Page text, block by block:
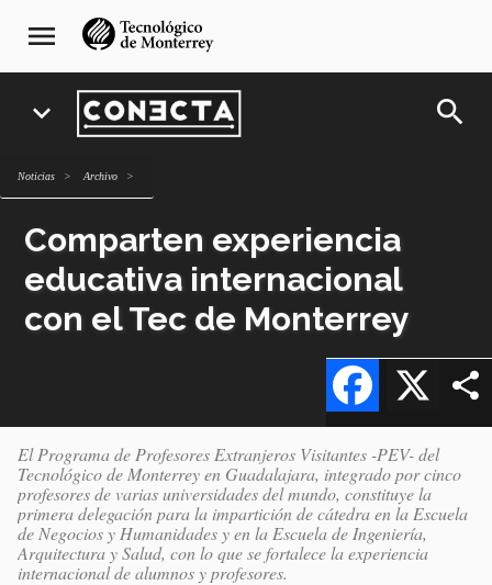
navegación
principal
menu
expand_more search
Noticias archivo
Comparten experiencia
educativa internacional
con el Tec de Monterrey
Facebook
El Programa de Profesores Extranjeros Visitantes -PEV- del
Tecnológico de Monterrey en Guadalajara, integrado por cinco
profesores de varias universidades del mundo, constituye la
primera delegación para la impartición de cátedra en la Escuela
de Negocios y Humanidades y en la Escuela de Ingeniería,
Arquitectura y Salud, con lo que se fortalece la experiencia
internacional de alumnos y profesores.